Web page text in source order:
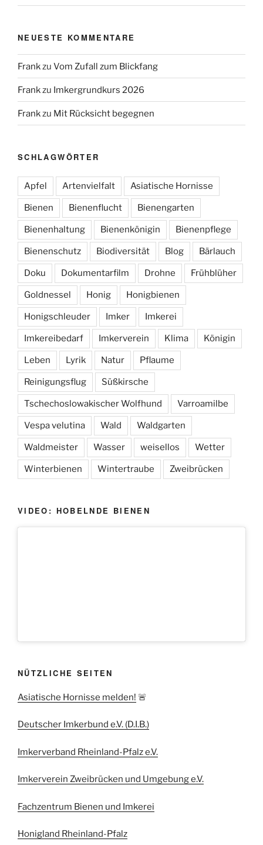
NEUESTE KOMMENTARE
Frankzu Vom Zufall zum Blickfang
Frankzu Imkergrundkurs 2026
Frankzu Mit Rücksicht begegnen
SCHLAGWÖRTER
Apfel Artenvielfalt Asiatische Hornisse
Bienen Bienenflucht Bienengarten
Bienenhaltung Bienenkönigin Bienenpflege
Bienenschutz Biodiversität Blog Bärlauch
Doku Dokumentarfilm Drohne Frühblüher
Goldnessel Honig Honigbienen
Honigschleuder Imker Imkerei
Imkereibedarf Imkerverein Klima Königin
Leben Lyrik Natur Pflaume
Reinigungsflug Süßkirsche
Tschechoslowakischer Wolfhund Varroamilbe
Vespa velutina Wald Waldgarten
Waldmeister Wasser weisellos Wetter
Winterbienen Wintertraube Zweibrücken
VIDEO: HOBELNDE BIENEN
NÜTZLICHE SEITEN
Asiatische Hornisse melden! 🚨
Deutscher Imkerbund e.V. (D.I.B.)
Imkerverband Rheinland-Pfalz e.V.
Imkerverein Zweibrücken und Umgebung e.V.
Fachzentrum Bienen und Imkerei
Honigland Rheinland-Pfalz